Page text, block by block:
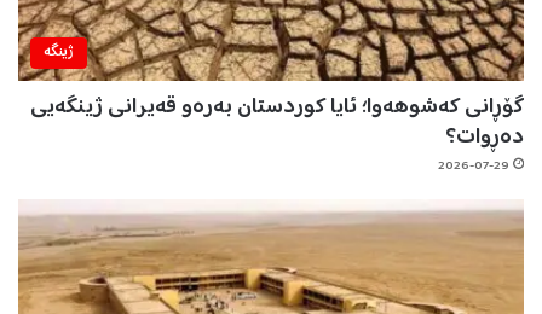
ژینگه‌
گۆڕانی کەشوهەوا؛ ئایا کوردستان بەرەو قەیرانی ژینگەیی
دەڕوات؟
2026-07-29